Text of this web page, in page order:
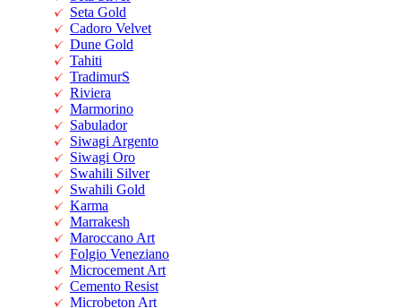
Seta Gold
Cadoro Velvet
Dune Gold
Tahiti
TradimurS
Riviera
Marmorino
Sabulador
Siwagi Argento
Siwagi Oro
Swahili Silver
Swahili Gold
Karma
Marrakesh
Maroccano Art
Folgio Veneziano
Microcement Art
Cemento Resist
Microbeton Art